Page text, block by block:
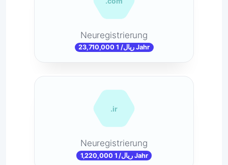
Neuregistrierung
23,710,000 ریال/ 1 Jahr
.ir
Neuregistrierung
1,220,000 ریال/ 1 Jahr